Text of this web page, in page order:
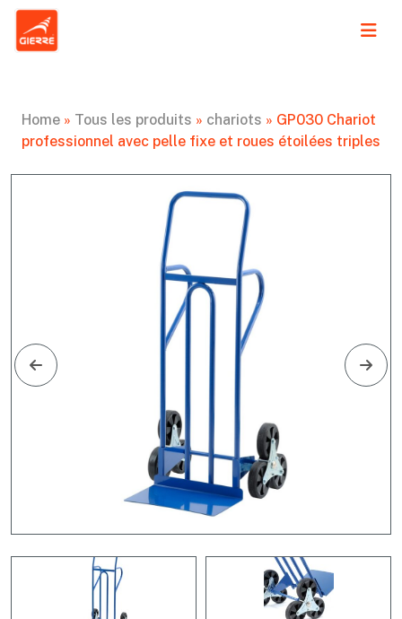
Home » Tous les produits » chariots » GP030 Chariot
professionnel avec pelle fixe et roues étoilées triples